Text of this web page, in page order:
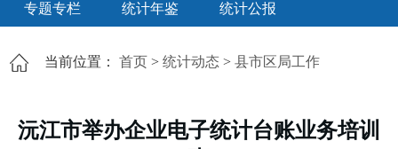
专题专栏 统计年鉴 统计公报
当前位置： 首页 > 统计动态 > 县市区局工作
沅江市举办企业电子统计台账业务培训